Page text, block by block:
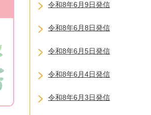
令和8年6月9日発信
令和8年6月8日発信
令和8年6月5日発信
令和8年6月4日発信
令和8年6月3日発信